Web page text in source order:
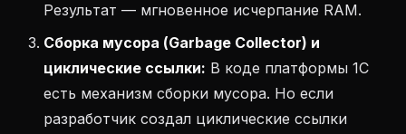
Результат — мгновенное исчерпание RAM.
Сборка мусора (Garbage Collector) и
циклические ссылки: В коде платформы 1С
есть механизм сборки мусора. Но если
разработчик создал циклические ссылки